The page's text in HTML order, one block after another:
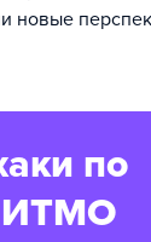
новые
по
ИТМО